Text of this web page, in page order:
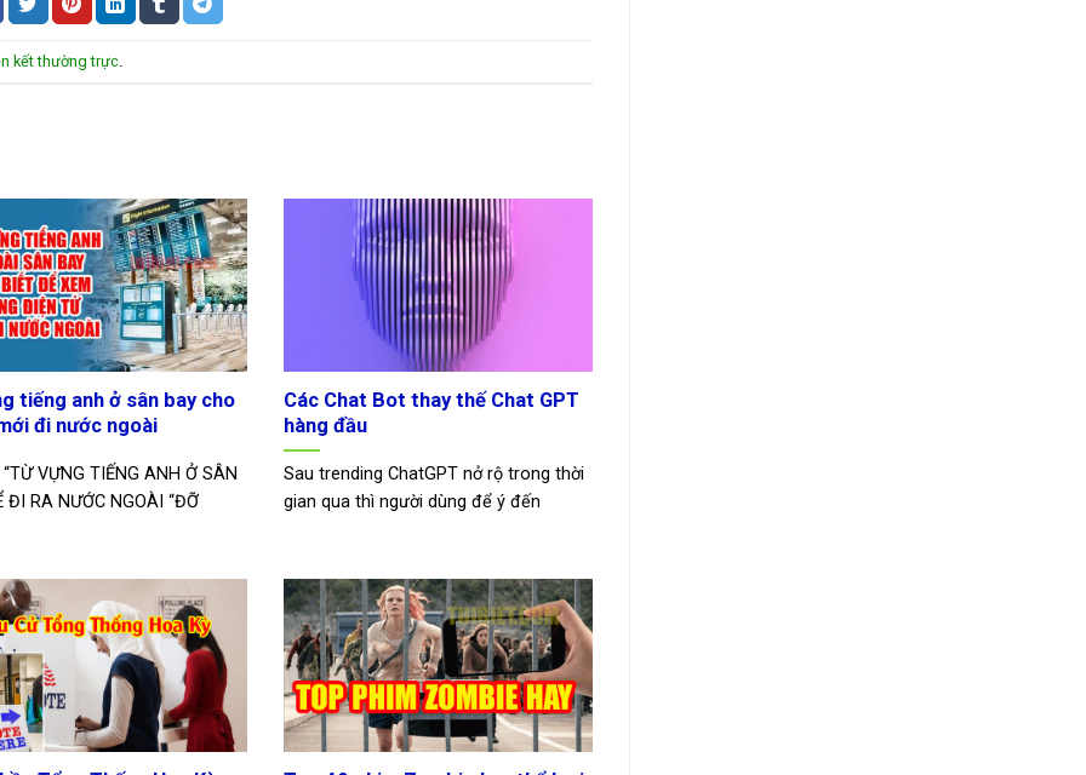
kết thường trực
tiếng anh ở sân bay cho
đi nước ngoài
VỰNG TIẾNG ANH Ở SÂN
ĐI RA NƯỚC NGOÀI “ĐỠ
Các Chat Bot thay thế Chat GPT
hàng đầu
Sau trending ChatGPT nở rộ trong thời
gian qua thì người dùng để ý đến